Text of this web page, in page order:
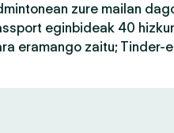
zure mailan
eginbideak 40
eramango zaitu; Tinder-